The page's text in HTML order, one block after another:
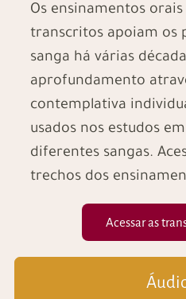
Os ensinamentos
transcritos apoiam os
sanga há várias
aprofundamento
contemplativa
usados nos estudos
diferentes sangas.
trechos dos
Acessar as